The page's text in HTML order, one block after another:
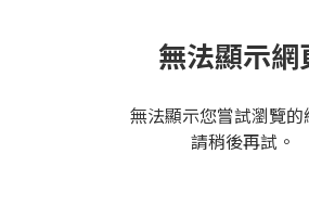
無法顯示網
無法顯示您嘗試瀏覽的
請稍後再試。